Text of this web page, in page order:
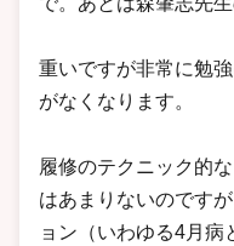
重いですが非常に勉
がなくなります。
履修のテクニック的
はあまりないのです
ョン（いわゆる4月病